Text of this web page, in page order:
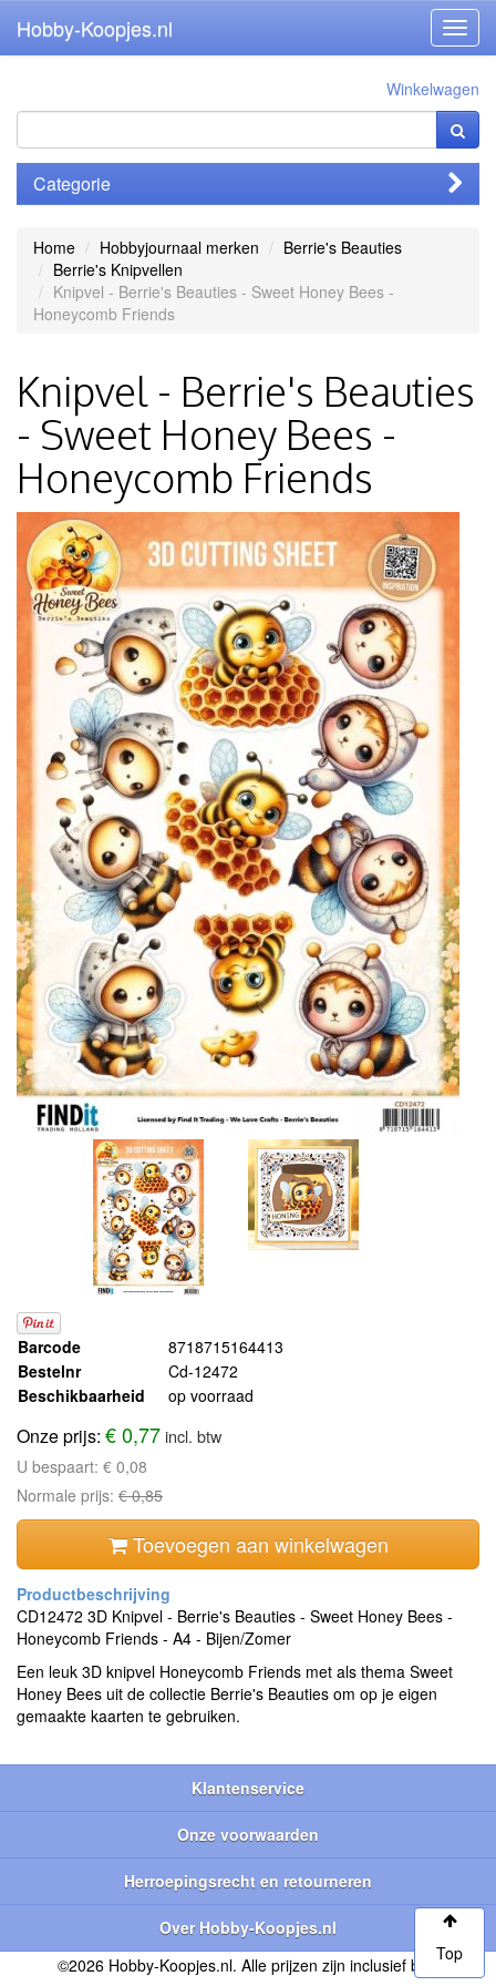
Hobby-Koopjes.nl
Winkelwagen
Categorie
Home Hobbyjournaal merken
Berrie's Beauties
Berrie's Knipvellen
Knipvel - Berrie's Beauties - Sweet Honey Bees -
Honeycomb Friends
Knipvel - Berrie's Beauties
- Sweet Honey Bees -
Honeycomb Friends
Barcode
8718715164413
Bestelnr
Cd-12472
Beschikbaarheid
op voorraad
Onze prijs: € 0,77incl. btw
U bespaart: € 0,08
Normale prijs: € 0,85
Toevoegen aan winkelwagen
CD12472 3D Knipvel - Berrie's Beauties - Sweet Honey Bees -
Honeycomb Friends - A4 - Bijen/Zomer
Een leuk 3D knipvel Honeycomb Friends met als thema Sweet
Honey Bees uit de collectie Berrie's Beauties om op je eigen
gemaakte kaarten te gebruiken.
Klantenservice
Onze voorwaarden
Herroepingsrecht en retourneren
Over Hobby-Koopjes.nl
©2026 Hobby-Koopjes.nl. Alle prijzen zijn inclusief btw.
Top